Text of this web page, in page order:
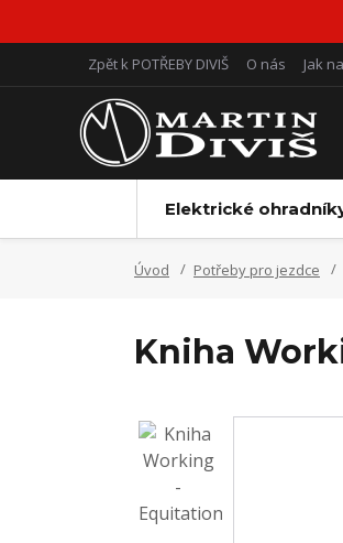
Zpět k POTŘEBY DIVIŠ O nás Jak
Elektrické
Úvod Potřeby pro jezdce
Kniha